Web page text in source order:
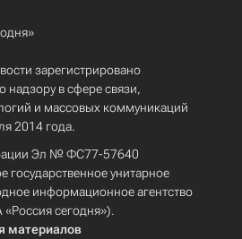
зарегистрировано
надзору в сфере связи,
и массовых коммуникаций
2014 года.
Эл № ФС77-57640
государственное унитарное
информационное агентство
сегодня»).
материалов